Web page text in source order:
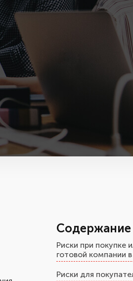
Содержание
Риски при покупке
готовой компании
Риски для